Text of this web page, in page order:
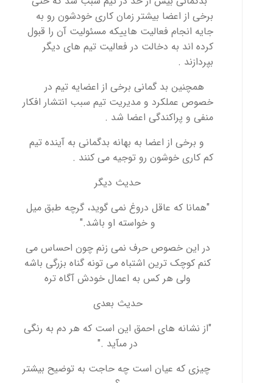
برخی از اعضا بیشتر زمان کاری خودشون رو به
جایه انجام فعالیت هاییکه مسئولیت آن را قبول
کرده اند به دخالت در فعالیت تیم های دیگر
بپردازند .
همچنین بد گمانی برخی از اعضایه تیم در
خصوص عملکرد و مدیریت تیم سبب انتشار افکار
منفی و پراکندگی اعضا شد .
و برخی از اعضا به بهانه بدگمانی به آینده تیم
کم کاری خوشون رو توجیه می کنند .
حدیث دیگر
"همانا كه عاقل دروغ نمی گوید، گرچه طبق میل
و خواسته او باشد."
در این خصوص حرف نمی زنم چون احساس می
کنم کوچک ترین اشتباه می تونه گناه بزرگی باشه
ولی هر کس به اعمال خودش آگاه تره
حدیث بعدی
"از نشانه‏ هاى احمق اين است كه هر دم به رنگى
در مى‏آيد ."
چیزی که عیان است چه حاجت به توضیح بیشتر